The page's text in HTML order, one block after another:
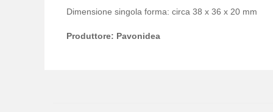
Dimensione singola forma: circa 38 x 36 x 20 mm
Produttore: Pavonidea